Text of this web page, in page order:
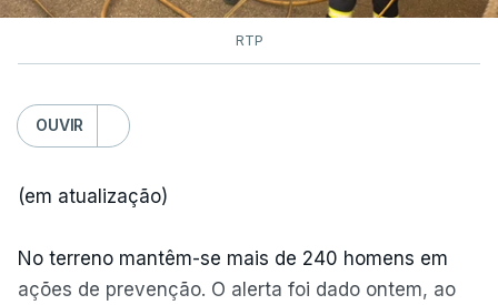
RTP
OUVIR
(em atualização)
No terreno mantêm-se mais de 240 homens em
ações de prevenção. O alerta foi dado ontem, ao